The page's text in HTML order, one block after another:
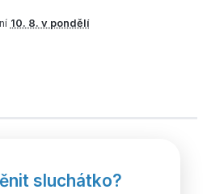
10. 8. v pondělí
sluchátko?